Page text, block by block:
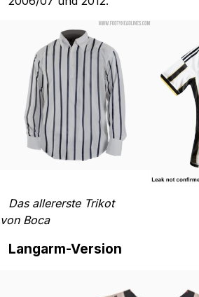
Das allererste Trikot
von Boca
Langarm-Version